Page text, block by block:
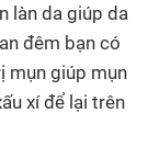
làn da giúp da
đêm bạn có
mụn giúp mụn
xí để lại trên